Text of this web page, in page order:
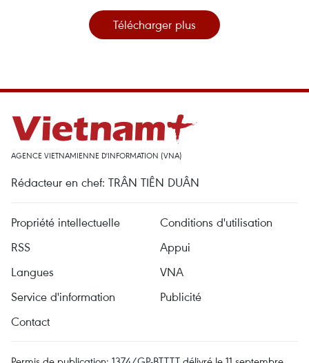
Télécharger plus
AGENCE VIETNAMIENNE D'INFORMATION (VNA)
Rédacteur en chef: TRÂN TIÊN DUÂN
Propriété intellectuelle
Conditions d'utilisation
RSS
Appui
Langues
VNA
Service d'information
Publicité
Contact